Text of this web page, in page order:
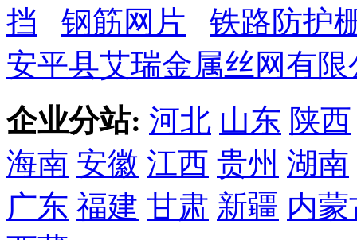
挡
钢筋网片
铁路防护
安平县艾瑞金属丝网有限
企业分站: 河北 山东 陕西
海南 安徽 江西 贵州 湖南
广东 福建 甘肃 新疆 内蒙